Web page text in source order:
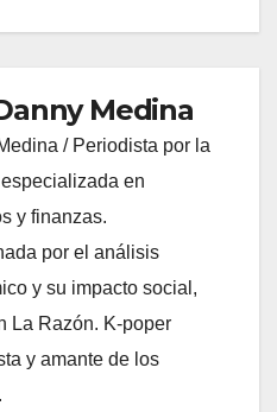
Medina
/ Periodista por la
en
y finanzas.
por el análisis
y su impacto social,
La Razón. K-poper
y amante de los